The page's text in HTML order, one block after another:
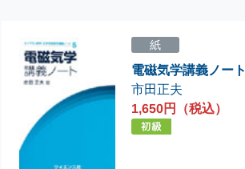
紙
電磁気学講義ノート
市田正夫
1,650円（税込）